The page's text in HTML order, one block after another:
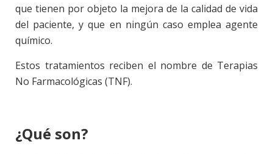
que tienen por objeto la mejora de la calidad de vida
del paciente, y que en ningún caso emplea agente
químico.
Estos tratamientos reciben el nombre de Terapias
No Farmacológicas (TNF).
¿Qué son?